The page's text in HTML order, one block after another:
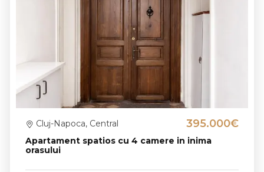
Apartament spatios cu 4 camere in inima
orasului
Cluj-Napoca, Central 395.000€